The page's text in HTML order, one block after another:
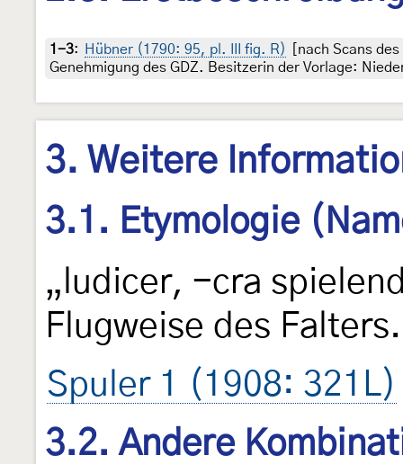
1-3: Hübner (1790: 95, pl. III fig. R)
[nach Scans
Genehmigung des GDZ. Besitzerin der Vorlage:
3. Weitere
3.1. Etymologie
„ludicer, -cra
Flugweise des
Spuler 1 (1908: 321L)
3.2. Andere